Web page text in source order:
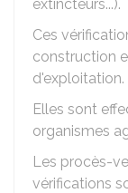
extincteurs...).
Ces
construction
d'exploitation.
Elles sont
organismes
Les procès-
vérifications